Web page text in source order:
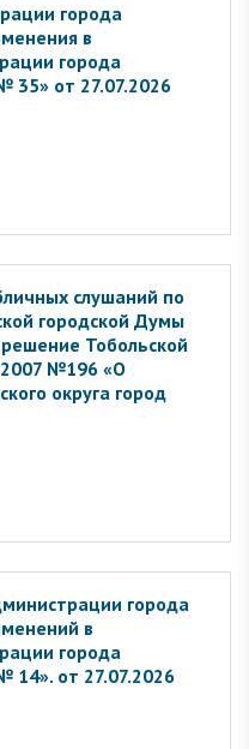
города
в
города
35» от 27.07.2026
слушаний по
городской Думы
Тобольской
№196 «О
округа город
города
в
города
14». от 27.07.2026